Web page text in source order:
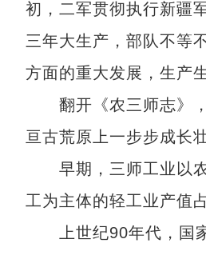
初，二军贯彻执行新疆
三年大生产，部队不等
方面的重大发展，生产
翻开《农三师志》，
亘古荒原上一步步成长
早期，三师工业以农
工为主体的轻工业产值
上世纪90年代，国家